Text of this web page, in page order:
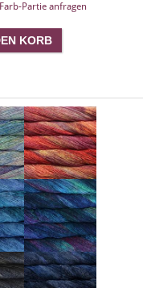
Farb-Partie anfragen